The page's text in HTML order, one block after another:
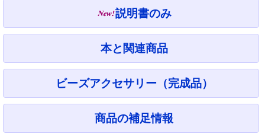
説明書のみ
本と関連商品
ビーズアクセサリー（完成品）
商品の補足情報